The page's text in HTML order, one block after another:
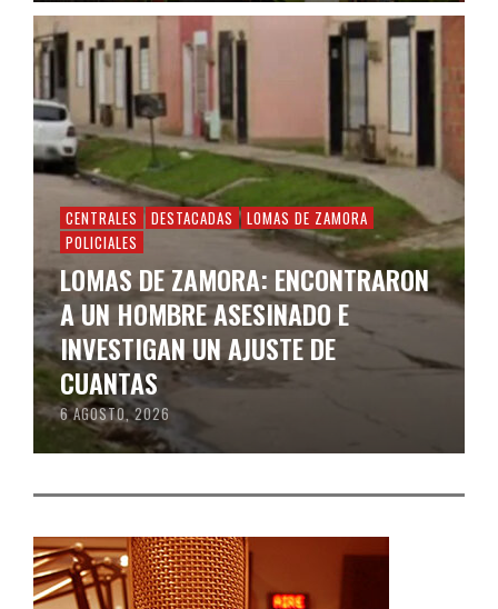
CENTRALES DESTACADAS
LOMAS DE ZAMORA
POLICIALES
LOMAS DE ZAMORA: ENCONTRARON
A UN HOMBRE ASESINADO E
INVESTIGAN UN AJUSTE DE
CUANTAS
6 AGOSTO, 2026